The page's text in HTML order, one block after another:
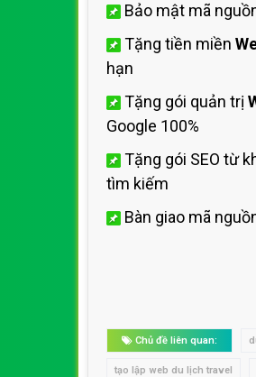
Bảo mật mã
Tặng tiền miền
hạn
Tặng gói quản trị
Google 100%
Tặng gói SEO từ
tìm kiếm
Bàn giao mã
Chủ đề liên quan:
tạo lập web du lịch travel